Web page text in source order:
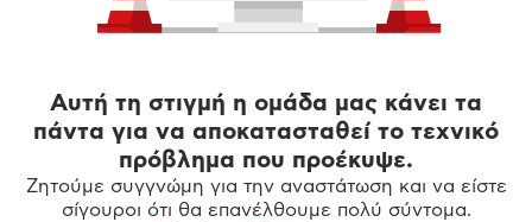
Αυτή τη στιγμή η ομάδα μας κάνει τα
πάντα για να αποκατασταθεί το τεχνικό
πρόβλημα που προέκυψε.
Ζητούμε συγγνώμη για την αναστάτωση και να είστε
σίγουροι ότι θα επανέλθουμε πολύ σύντομα.